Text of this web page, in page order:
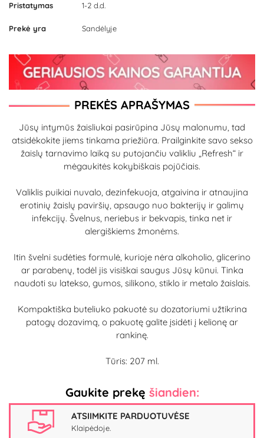
Pristatymas 1-2 d.d.
Prekė yra Sandėlyje
PREKĖS APRAŠYMAS
Jūsų intymūs žaisliukai pasirūpina Jūsų malonumu, tad
atsidėkokite jiems tinkama priežiūra. Prailginkite savo sekso
žaislų tarnavimo laiką su putojančiu valikliu „Refresh“ ir
mėgaukitės kokybiškais pojūčiais.
Valiklis puikiai nuvalo, dezinfekuoja, atgaivina ir atnaujina
erotinių žaislų paviršių, apsaugo nuo bakterijų ir galimų
infekcijų. Švelnus, neriebus ir bekvapis, tinka net ir
alergiškiems žmonėms.
Itin švelni sudėties formulė, kurioje nėra alkoholio, glicerino
ar parabenų, todėl jis visiškai saugus Jūsų kūnui. Tinka
naudoti su latekso, gumos, silikono, stiklo ir metalo žaislais.
Kompaktiška buteliuko pakuotė su dozatoriumi užtikrina
patogų dozavimą, o pakuotę galite įsidėti į kelionę ar
rankinę.
Tūris: 207 ml.
Gaukite prekę šiandien:
ATSIIMKITE PARDUOTUVĖSE
Klaipėdoje.